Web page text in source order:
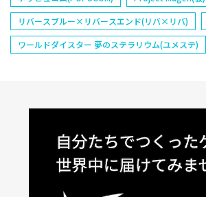
リバースブルー×リバースエンド(リバ×リバ)
ワールドダイスター 夢のステラリウム(ユメステ)